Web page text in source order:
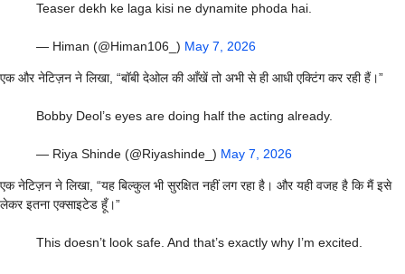
Teaser dekh ke laga kisi ne dynamite phoda hai.
— Himan (@Himan106_) May 7, 2026
एक और नेटिज़न ने लिखा, “बॉबी देओल की आँखें तो अभी से ही आधी एक्टिंग कर रही हैं।”
Bobby Deol’s eyes are doing half the acting already.
— Riya Shinde (@Riyashinde_) May 7, 2026
एक नेटिज़न ने लिखा, “यह बिल्कुल भी सुरक्षित नहीं लग रहा है। और यही वजह है कि मैं इसे
लेकर इतना एक्साइटेड हूँ।”
This doesn’t look safe. And that’s exactly why I’m excited.